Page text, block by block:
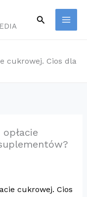
Szukaj
cukrowej. Cios dla